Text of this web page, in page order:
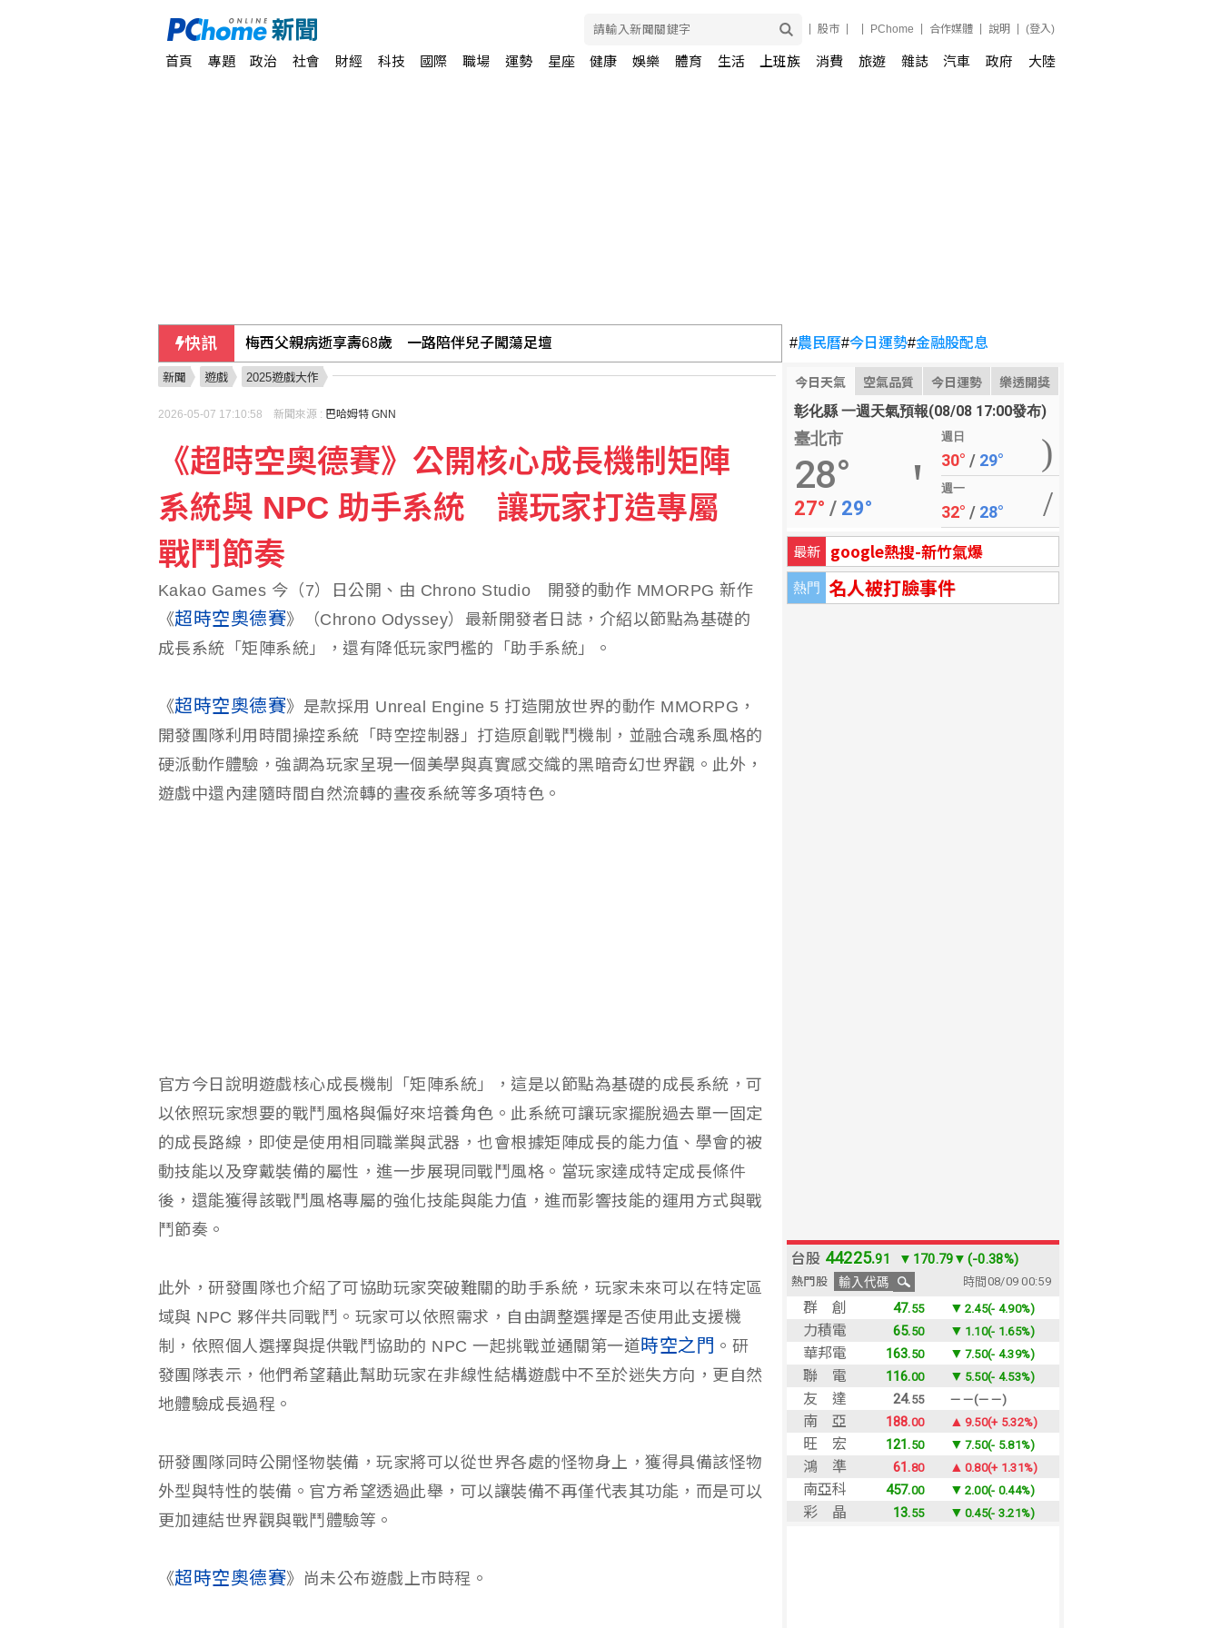
股市 PChome 合作媒體 說明 (登入)
首頁 專題 政治 社會 財經 科技 國際 職場 運勢 星座 健康 娛樂 體育 生活 上班族 消費 旅遊 雜誌 汽車 政府 大陸
快訊 梅西父親病逝享壽68歲 一路陪伴兒子闖蕩足壇 #農民曆#今日運勢#金融股配息
今日天氣 空氣品質 今日運勢 樂透開獎
彰化縣 一週天氣預報(08/08 17:00發布)
臺北市
28°
27° / 29°
週日
30° / 29°
週一
32° / 28°
最新 google熱搜-新竹氣爆
熱門 名人被打臉事件
新聞 遊戲 2025遊戲大作
2026-05-07 17:10:58 新聞來源 : 巴哈姆特 GNN
《超時空奧德賽》公開核心成長機制矩陣
系統與 NPC 助手系統 讓玩家打造專屬
戰鬥節奏
Kakao Games 今（7）日公開、由 Chrono Studio 開發的動作 MMORPG 新作
《超時空奧德賽》（Chrono Odyssey）最新開發者日誌，介紹以節點為基礎的
成長系統「矩陣系統」，還有降低玩家門檻的「助手系統」。
《超時空奧德賽》是款採用 Unreal Engine 5 打造開放世界的動作 MMORPG，
開發團隊利用時間操控系統「時空控制器」打造原創戰鬥機制，並融合魂系風格的
硬派動作體驗，強調為玩家呈現一個美學與真實感交織的黑暗奇幻世界觀。此外，
遊戲中還內建隨時間自然流轉的晝夜系統等多項特色。
官方今日說明遊戲核心成長機制「矩陣系統」，這是以節點為基礎的成長系統，可
以依照玩家想要的戰鬥風格與偏好來培養角色。此系統可讓玩家擺脫過去單一固定
的成長路線，即使是使用相同職業與武器，也會根據矩陣成長的能力值、學會的被
動技能以及穿戴裝備的屬性，進一步展現同戰鬥風格。當玩家達成特定成長條件
後，還能獲得該戰鬥風格專屬的強化技能與能力值，進而影響技能的運用方式與戰
鬥節奏。
此外，研發團隊也介紹了可協助玩家突破難關的助手系統，玩家未來可以在特定區
域與 NPC 夥伴共同戰鬥。玩家可以依照需求，自由調整選擇是否使用此支援機
制，依照個人選擇與提供戰鬥協助的 NPC 一起挑戰並通關第一道 時空之門 。研
發團隊表示，他們希望藉此幫助玩家在非線性結構遊戲中不至於迷失方向，更自然
地體驗成長過程。
研發團隊同時公開怪物裝備，玩家將可以從世界各處的怪物身上，獲得具備該怪物
外型與特性的裝備。官方希望透過此舉，可以讓裝備不再僅代表其功能，而是可以
更加連結世界觀與戰鬥體驗等。
《超時空奧德賽》尚未公布遊戲上市時程。